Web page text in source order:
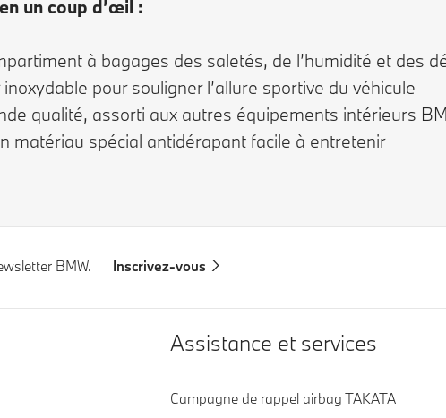
un coup d’œil :
à bagages des saletés, de l’humidité et des
pour souligner l’allure sportive du véhicule
qualité, assorti aux autres équipements intérieurs
matériau spécial antidérapant facile à entretenir